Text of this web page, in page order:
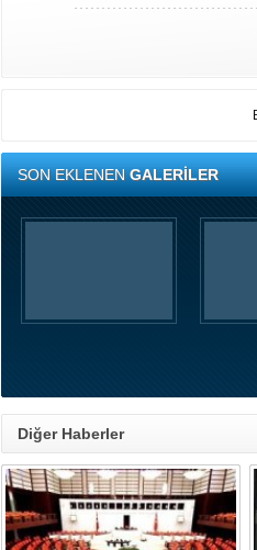
SON EKLENENGALERİLER
Diğer Haberler